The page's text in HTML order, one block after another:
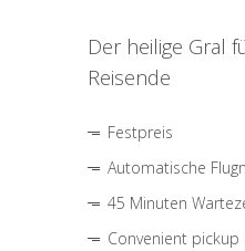
Der heilige Gral
Reisende
Festpreis
Automatische
45 Minuten
Convenient